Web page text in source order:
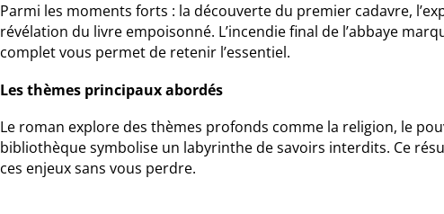
Parmi les moments forts : la découverte du premier cadavre,
révélation du livre empoisonné. L’incendie final de l’abbaye
complet vous permet de retenir l’essentiel.
Les thèmes principaux abordés
Le roman explore des thèmes profonds comme la religion, le
bibliothèque symbolise un labyrinthe de savoirs interdits. Ce
ces enjeux sans vous perdre.